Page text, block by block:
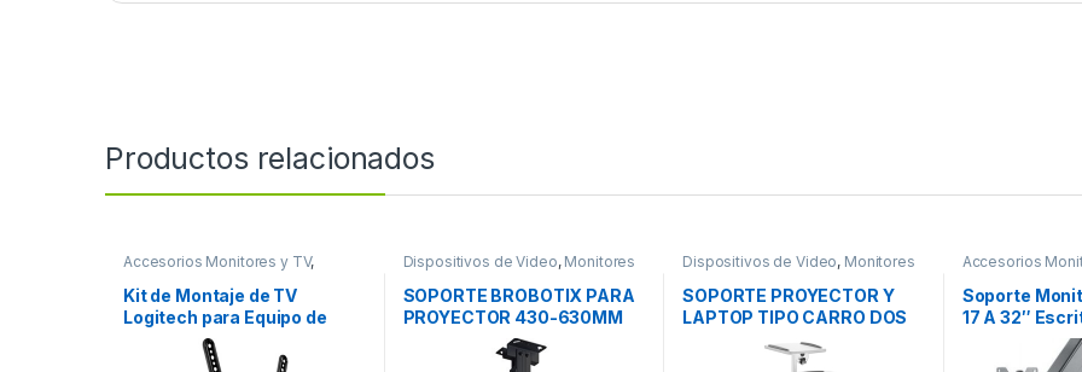
Productos relacionados
Accesorios Monitores y TV,
Kit de Montaje de TV
Logitech para Equipo de
Videoconferencia MeetUp .
Dispositivos de Video, Monitores
SOPORTE BROBOTIX PARA
PROYECTOR 430-630MM
Dispositivos de Video, Monitores
SOPORTE PROYECTOR Y
LAPTOP TIPO CARRO DOS
BANDEJAS CARGA 10KG
Accesorios
Soporte
17 A 32″
Brazo Largo A
PISTON